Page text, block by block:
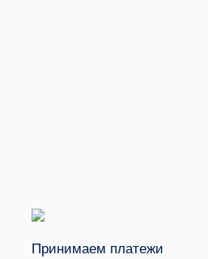
Принимаем платежи